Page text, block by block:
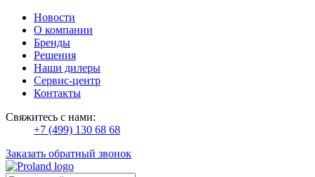
Новости
О компании
Бренды
Решения
Наши дилеры
Сервис-центр
Контакты
Свяжитесь с нами:
+7 (499) 130 68 68
Заказать обратный звонок